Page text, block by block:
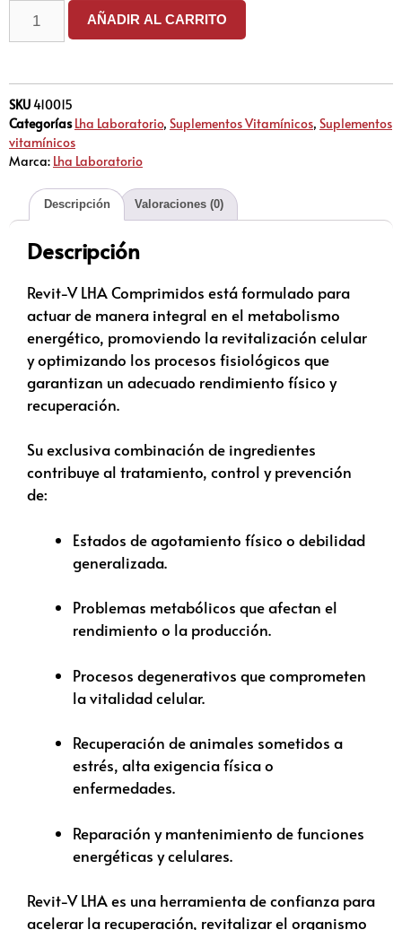
AÑADIR AL CARRITO
SKU410015
Categorías Lha Laboratorio, Suplementos Vitamínicos, Suplementos
vitamínicos
Marca: Lha Laboratorio
Descripción Valoraciones (0)
Descripción
Revit-V LHA Comprimidos está formulado para
actuar de manera integral en el metabolismo
energético, promoviendo la revitalización celular
y optimizando los procesos fisiológicos que
garantizan un adecuado rendimiento físico y
recuperación.
Su exclusiva combinación de ingredientes
contribuye al tratamiento, control y prevención
de:
Estados de agotamiento físico o debilidad
generalizada.
Problemas metabólicos que afectan el
rendimiento o la producción.
Procesos degenerativos que comprometen
la vitalidad celular.
Recuperación de animales sometidos a
estrés, alta exigencia física o
enfermedades.
Reparación y mantenimiento de funciones
energéticas y celulares.
Revit-V LHA es una herramienta de confianza para
acelerar la recuperación, revitalizar el organismo